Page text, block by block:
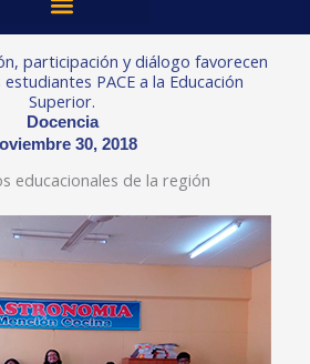
participación y diálogo favorecen
PACE a la Educación
Superior.
Docencia
30, 2018
educacionales de la región